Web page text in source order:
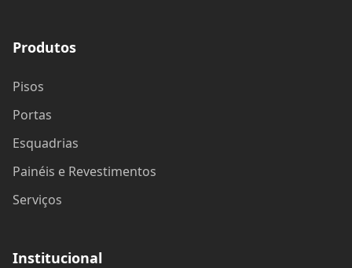
Produtos
Pisos
Portas
Esquadrias
Painéis e Revestimentos
Serviços
Institucional